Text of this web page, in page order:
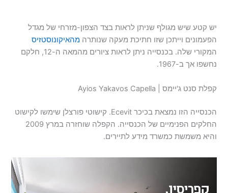
יש קטע שיש מגולף שניתן לראות בצד הצפון-מזרחי של מגדל
הפעמונים וייתכן שזו חתיכת מעקה שנותרהמהאיקונוסטזיס
המקורי שלה. בכנסייה ניתן לראות ציורים מהמאה ה-12, חלקם
נחשפו אך ב-1967.
קפלת סנט ג'יימס | Ayios Yakavos Capella
הכנסייה הזו נמצאת בכיכר Ecevit. קישוטי פורצלן שימשו לקישוט
החלקים הפנימיים של הכנסייה. הקפלה שוחזרה במרץ 2009
והיא משמשת כמשרד מידע לתיירים.